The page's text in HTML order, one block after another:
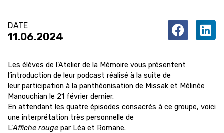
DATE
11.06.2024
Les élèves de l’Atelier de la Mémoire vous présentent
l’introduction de leur podcast réalisé à la suite de
leur participation à la panthéonisation de Missak et Mélinée
Manouchian le 21 février dernier.
En attendant les quatre épisodes consacrés à ce groupe, voici
une interprétation très personnelle de
L’Affiche rouge par Léa et Romane.